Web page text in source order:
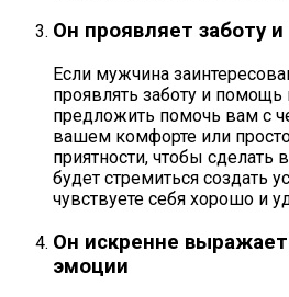
Он проявляет заботу
Если мужчина
проявлять заботу и
предложить помочь вам с
вашем комфорте или
приятности, чтобы
будет стремиться создать
чувствуете себя хорошо и
Он искренне выражает
эмоции